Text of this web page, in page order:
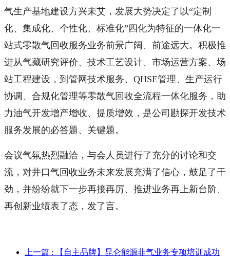
气生产基地建设方兴未艾，发展大势决定了以“定制
化、集成化、个性化、标准化”四化为特征的一体化一
站式零散气回收服务业务前景广阔、前途远大。积极推
进从气藏研究评价、技术工艺设计、市场运营方案、场
站工程建设，到管网技术服务、QHSE管理、生产运行
协调、合规化管理等零散气回收全流程一体化服务，助
力油气开发增产增收、提质增效，是公司勘探开发技术
服务发展的必答题、关键题。
会议气氛热烈融洽，与会人员进行了充分的讨论和交
流，对井口气回收业务未来发展充满了信心，鼓足了干
劲，并纷纷就下一步再接再厉、推进业务再上新台阶、
再创新业绩表了态，发了言。
上一篇 : 【自主品牌】昆仑能源非气业务专项培训成功